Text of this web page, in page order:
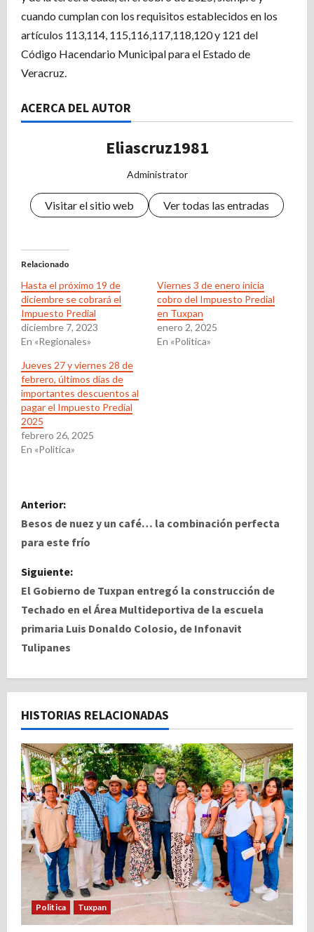
cuando cumplan con los requisitos establecidos en los
artículos 113,114, 115,116,117,118,120 y 121 del
Código Hacendario Municipal para el Estado de
Veracruz.
ACERCA DEL AUTOR
Eliascruz1981
Administrator
Visitar el sitio web Ver todas las entradas
Relacionado
Hasta el próximo 19 de
diciembre se cobrará el
Impuesto Predial
diciembre 7, 2023
En «Regionales»
Viernes 3 de enero inicia
cobro del Impuesto Predial
en Tuxpan
enero 2, 2025
En «Politica»
Jueves 27 y viernes 28 de
febrero, últimos días de
importantes descuentos al
pagar el Impuesto Predial
2025
febrero 26, 2025
En «Politica»
N
a
e
g
a
c
i
ó
n
d
e
e
n
t
Anterior:
Besos de nuez y un café… la combinación perfecta
para este frío
Siguiente:
El Gobierno de Tuxpan entregó la construcción de
Techado en el Área Multideportiva de la escuela
primaria Luis Donaldo Colosio, de Infonavit
Tulipanes
HISTORIAS RELACIONADAS
Politica Tuxpan